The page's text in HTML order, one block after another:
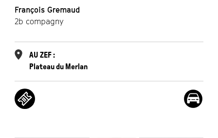
François Gremaud
2b compagny
AU ZEF :
Plateau du Merlan